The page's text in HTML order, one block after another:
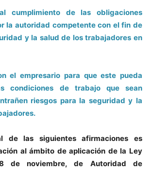
cumplimiento de las obligaciones
la autoridad competente con el fin de
y la salud de los trabajadores en
el empresario para que este pueda
condiciones de trabajo que sean
riesgos para la seguridad y la
de las siguientes afirmaciones es
al ámbito de aplicación de la Ley
de noviembre, de Autoridad de